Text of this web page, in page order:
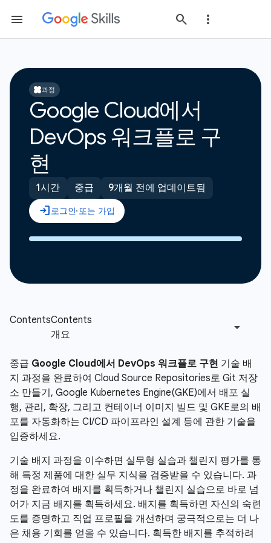
과정
Google Cloud에서
DevOps 워크플로 구
현
1시간 중급 9개월 전에 업데이트됨
중급 Google Cloud에서 DevOps 워크플로 구현 기술 배
지 과정을 완료하여 Cloud Source Repositories로 Git 저장
소 만들기, Google Kubernetes Engine(GKE)에서 배포 실
행, 관리, 확장, 그리고 컨테이너 이미지 빌드 및 GKE로의 배
포를 자동화하는 CI/CD 파이프라인 설계 등에 관한 기술을
입증하세요.
기술 배지 과정을 이수하면 실무형 실습과 챌린지 평가를 통
해 특정 제품에 대한 실무 지식을 검증받을 수 있습니다. 과
정을 완료하여 배지를 획득하거나 챌린지 실습으로 바로 넘
어가 지금 배지를 획득하세요. 배지를 획득하면 자신의 숙련
도를 증명하고 직업 프로필을 개선하며 궁극적으로는 더 나
은 채용 기회를 얻을 수 있습니다. 획득한 배지를 추적하려